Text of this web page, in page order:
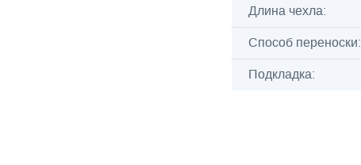
Длина чехла:
Способ переноски:
Подкладка: